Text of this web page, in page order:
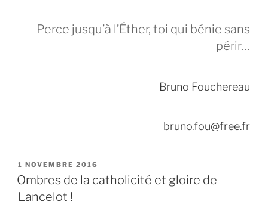
Perce jusqu’à l’Éther, toi qui bénie sans
périr…
Bruno Fouchereau
bruno.fou@free.fr
PUBLIÉ
LE
1 NOVEMBRE 2016
Ombres de la catholicité et gloire de
Lancelot !